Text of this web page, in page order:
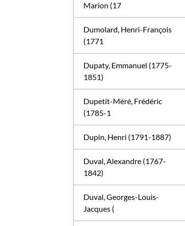
Marion (17
Dumolard, Henri-François
(1771
Dupaty, Emmanuel (1775-
1851)
Dupetit-Méré, Frédéric
(1785-1
Dupin, Henri (1791-1887)
Duval, Alexandre (1767-
1842)
Duval, Georges-Louis-
Jacques (